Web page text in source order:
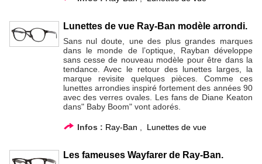
Lunettes de vue Ray-Ban modèle arrondi.
Sans nul doute, une des plus grandes marques
dans le monde de l’optique, Rayban développe
sans cesse de nouveau modèle pour être dans la
tendance. Avec le retour des lunettes larges, la
marque revisite quelques pièces. Comme ces
lunettes arrondies inspiré fortement des années 90
avec des verres ovales. Les fans de Diane Keaton
dans" Baby Boom" vont adorés.
Infos : Ray-Ban Lunettes de vue
Les fameuses Wayfarer de Ray-Ban.